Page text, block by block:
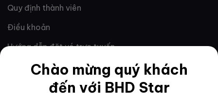
Chào mừng quý khách
đến với BHD Star
Quy định thành viên
Điều khoản
Hướng dẫn đặt vé trực tuyến
Quy định và chính sách chung
Chính sách bảo vệ thông tin cá nhân của người tiêu